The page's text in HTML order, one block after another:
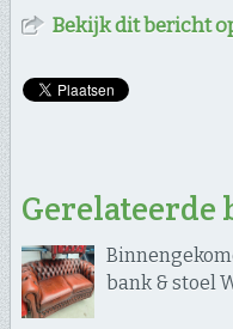
Bekijk dit bericht
Gerelateerde
bank & stoel